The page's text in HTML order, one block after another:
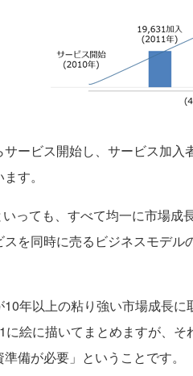
ービス開始し、サービス加入
す。
っても、すべて均一に市場成
スを同時に売るビジネスモデ
年以上の粘り強い市場成長に
に絵に描いてまとめますが、
備が必要」ということです。